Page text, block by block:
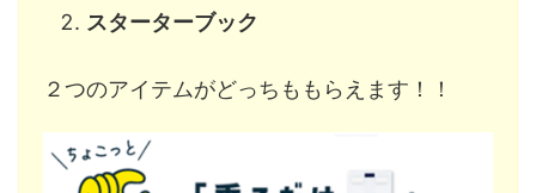
スターターブック
２つのアイテムがどっちももらえます！！